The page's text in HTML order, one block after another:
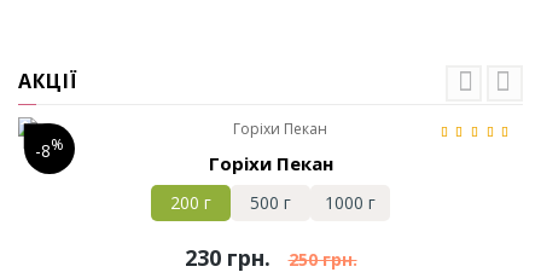
АКЦІЇ
Горіхи Пекан
200 г 500 г 1000 г
230 грн. 250 грн.
-8%